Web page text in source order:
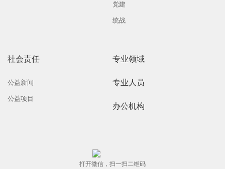
党建
统战
社会责任
公益新闻
公益项目
专业领域
专业人员
办公机构
打开微信，扫一扫二维码